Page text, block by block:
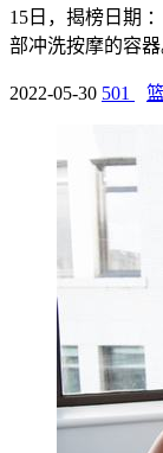
15日，揭榜日期
部冲洗按摩的容
2022-05-30 501